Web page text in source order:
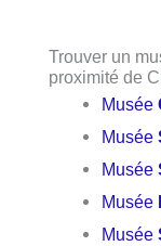
Trouver un
proximité de
Musée
Musée
Musée
Musée
Musée